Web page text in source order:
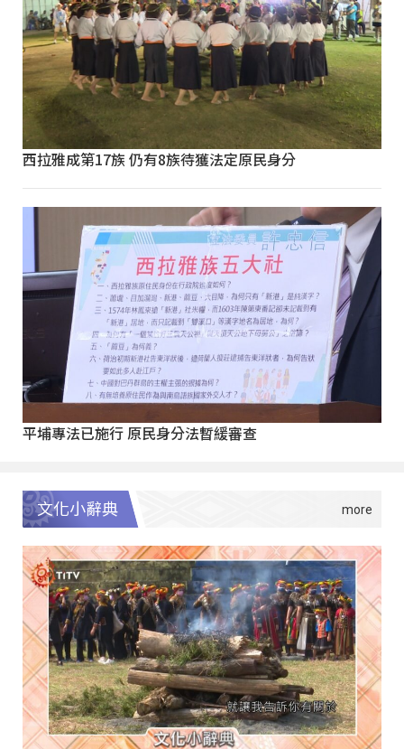
西拉雅成第17族 仍有8族待獲法定原民身分
平埔專法已施行 原民身分法暫緩審查
文化小辭典